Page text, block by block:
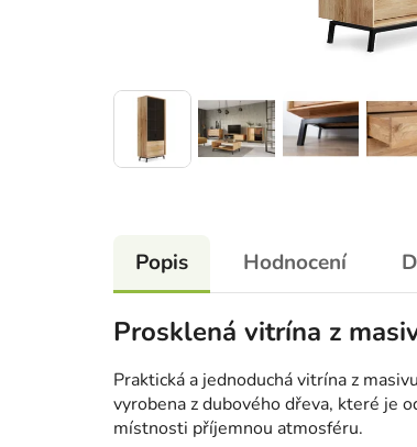
Popis Hodnocení
Prosklená vitrína z
Praktická a jednoduchá vitrína z
vyrobena z dubového dřeva, které je
místnosti příjemnou atmosféru.